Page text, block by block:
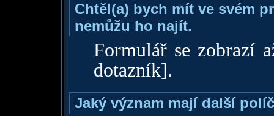
Chtěl(a) bych mít ve svém
nemůžu ho najít.
Formulář se zobrazí
dotazník].
Jaký význam mají další